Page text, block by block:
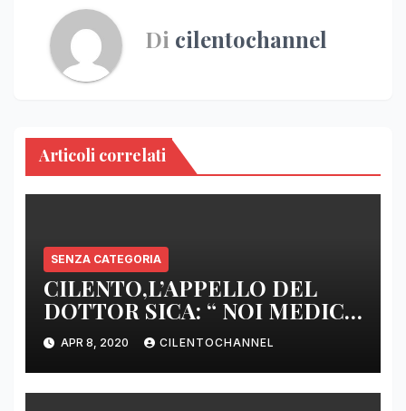
Di cilentochannel
Articoli correlati
SENZA CATEGORIA
CILENTO,L’APPELLO DEL
DOTTOR SICA: “ NOI MEDICI
DI BASE SIAMO SENZA ARMI
E SENZA PRESIDI”
APR 8, 2020 CILENTOCHANNEL